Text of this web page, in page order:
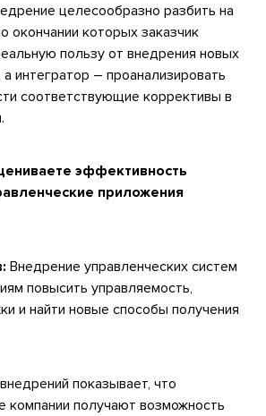
целесообразно разбить на
окончании которых заказчик
пользу от внедрения новых
интегратор – проанализировать
соответствующие коррективы в
эффективность
приложения
Внедрение управленческих систем
повысить управляемость,
и найти новые способы получения
показывает, что
компании получают возможность